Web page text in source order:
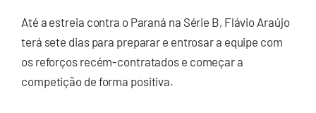
Até a estreia contra o Paraná na Série B, Flávio Araújo
terá sete dias para preparar e entrosar a equipe com
os reforços recém-contratados e começar a
competição de forma positiva.